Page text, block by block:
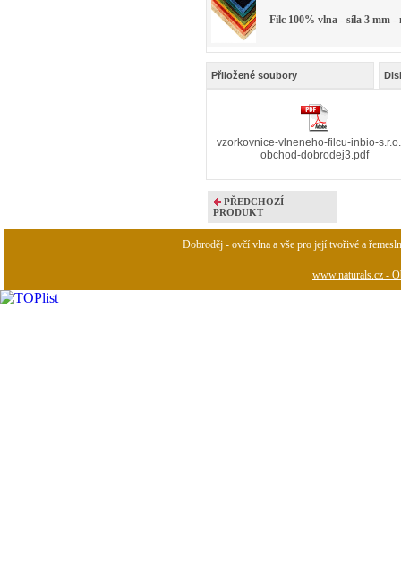
Filc 100% vlna - síla 3 mm -
Přiložené soubory
vzorkovnice-vlneneho-filcu-inbio-
obchod-dobrodej3.pdf
PŘEDCHOZÍ
PRODUKT
Dobroděj - ovčí vlna a vše pro její tvořivé a
www.naturals.cz -